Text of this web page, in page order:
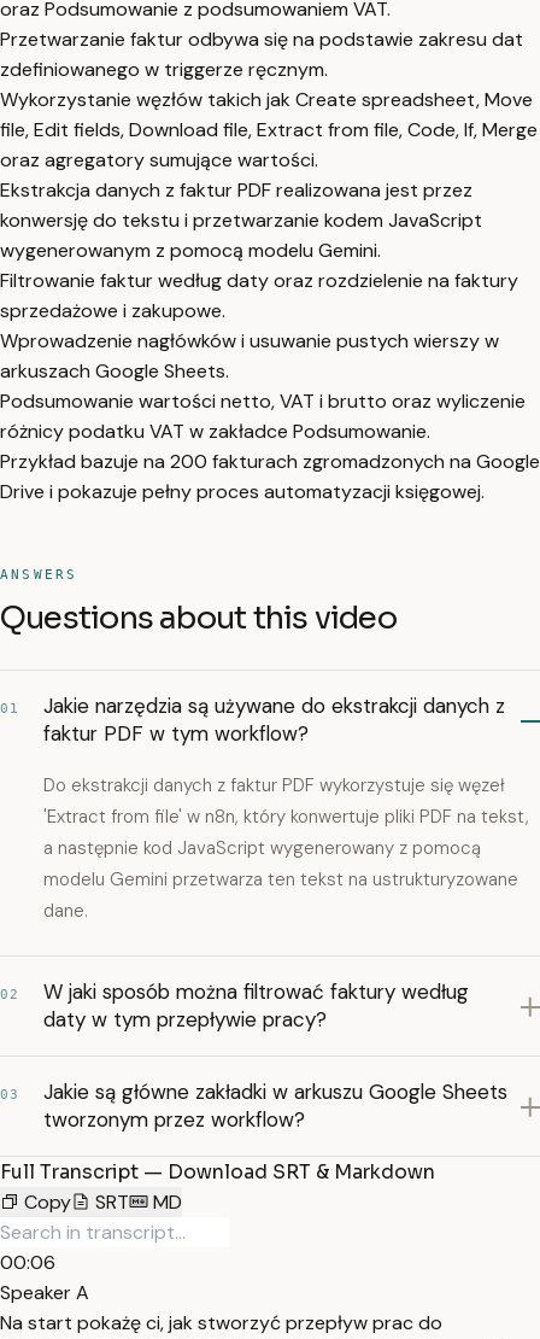
oraz Podsumowanie z podsumowaniem VAT.
Przetwarzanie faktur odbywa się na podstawie zakresu dat
zdefiniowanego w triggerze ręcznym.
Wykorzystanie węzłów takich jak Create spreadsheet, Move
file, Edit fields, Download file, Extract from file, Code, If, Merge
oraz agregatory sumujące wartości.
Ekstrakcja danych z faktur PDF realizowana jest przez
konwersję do tekstu i przetwarzanie kodem JavaScript
wygenerowanym z pomocą modelu Gemini.
Filtrowanie faktur według daty oraz rozdzielenie na faktury
sprzedażowe i zakupowe.
Wprowadzenie nagłówków i usuwanie pustych wierszy w
arkuszach Google Sheets.
Podsumowanie wartości netto, VAT i brutto oraz wyliczenie
różnicy podatku VAT w zakładce Podsumowanie.
Przykład bazuje na 200 fakturach zgromadzonych na Google
Drive i pokazuje pełny proces automatyzacji księgowej.
ANSWERS
Questions about this video
01
Jakie narzędzia są używane do ekstrakcji danych z
faktur PDF w tym workflow?
Do ekstrakcji danych z faktur PDF wykorzystuje się węzeł
'Extract from file' w n8n, który konwertuje pliki PDF na tekst,
a następnie kod JavaScript wygenerowany z pomocą
modelu Gemini przetwarza ten tekst na ustrukturyzowane
dane.
02
W jaki sposób można filtrować faktury według
daty w tym przepływie pracy?
03
Jakie są główne zakładki w arkuszu Google Sheets
tworzonym przez workflow?
Full Transcript — Download SRT & Markdown
Copy
SRT MD
00:06
Speaker A
Na start pokażę ci, jak stworzyć przepływ prac do